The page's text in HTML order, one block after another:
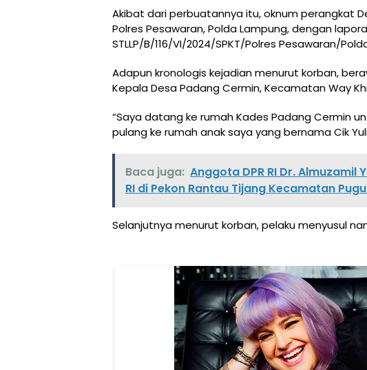
Akibat dari perbuatannya itu, oknum perangkat
Polres Pesawaran, Polda Lampung, dengan
STLLP/B/116/VI/2024/SPKT/Polres Pesawaran/
Adapun kronologis kejadian menurut korban,
Kepala Desa Padang Cermin, Kecamatan Way
“Saya datang ke rumah Kades Padang Cermin
pulang ke rumah anak saya yang bernama Cik
Baca juga: Anggota DPR RI Dr. Almuzamil
RI di Pekon Rantau Tijang Kecamatan
Selanjutnya menurut korban, pelaku menyusul